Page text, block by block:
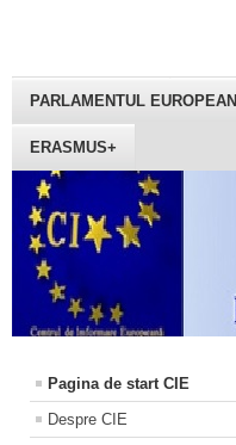
PARLAMENTUL EUROPEAN
ERASMUS+
Pagina de start CIE
Despre CIE